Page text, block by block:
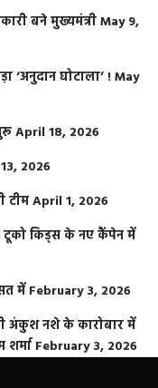
बने मुख्यमंत्रीMay 9,
‘अनुदान घोटाला’ !May
April 18, 2026
2026
टीमApril 1, 2026
टूको किड्स के नए कैंपेन में
में February 3, 2026
अंकुश नशे के कारोबार में
शर्मा February 3, 2026